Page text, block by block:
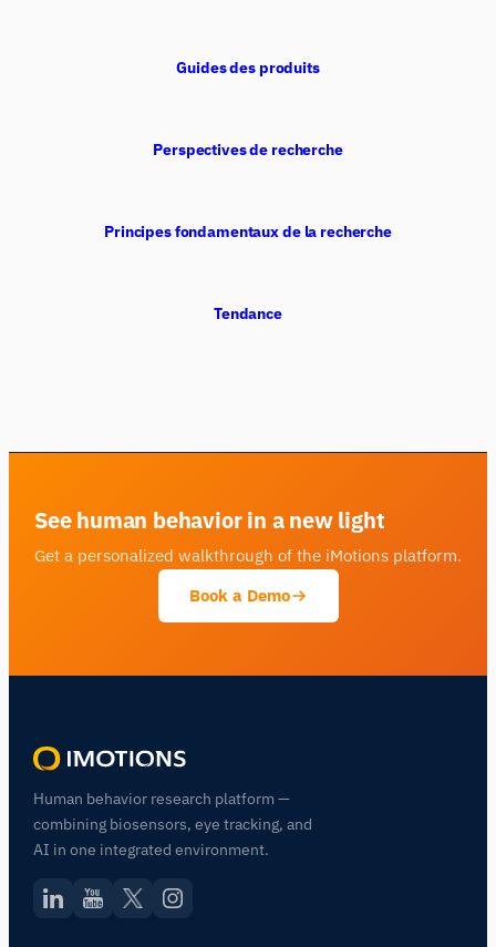
Guides des produits
Perspectives de recherche
Principes fondamentaux de la recherche
Tendance
See human behavior in a new light
Get a personalized walkthrough of the iMotions platform.
Book a Demo
Human behavior research platform —
combining biosensors, eye tracking, and
AI in one integrated environment.